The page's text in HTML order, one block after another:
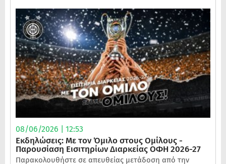
08/06/2026 | 12:53
Εκδηλώσεις: Με τον Όμιλο στους Ομίλους -
Παρουσίαση Εισιτηρίων Διαρκείας ΟΦΗ 2026-27
Παρακολουθήστε σε απευθείας μετάδοση από την